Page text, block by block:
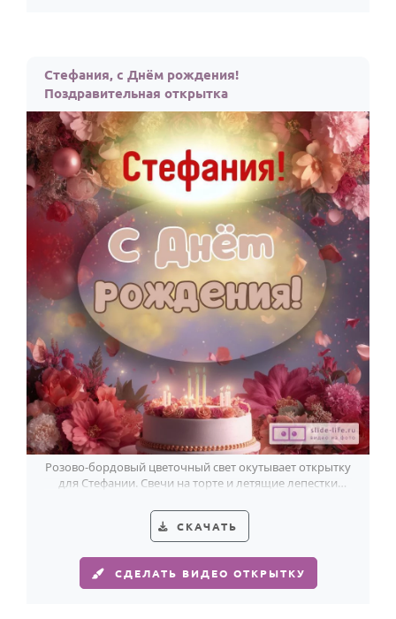
Стефания, с Днём рождения!
Поздравительная открытка
Розово-бордовый цветочный свет окутывает открытку
для Стефании. Свечи на торте и летящие лепестки
СКАЧАТЬ
СДЕЛАТЬ ВИДЕО ОТКРЫТКУ